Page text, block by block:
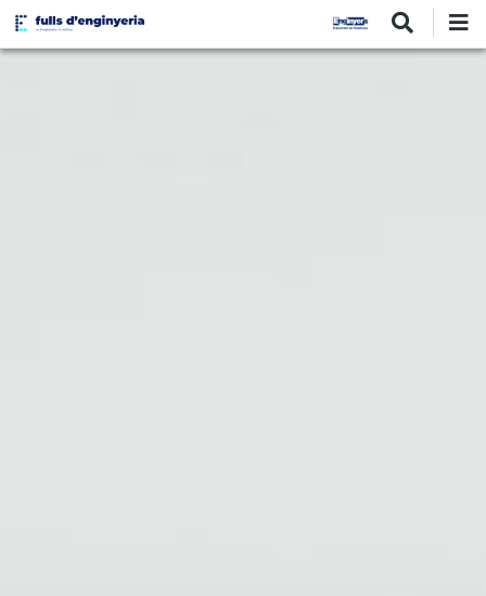
Vés
contingut